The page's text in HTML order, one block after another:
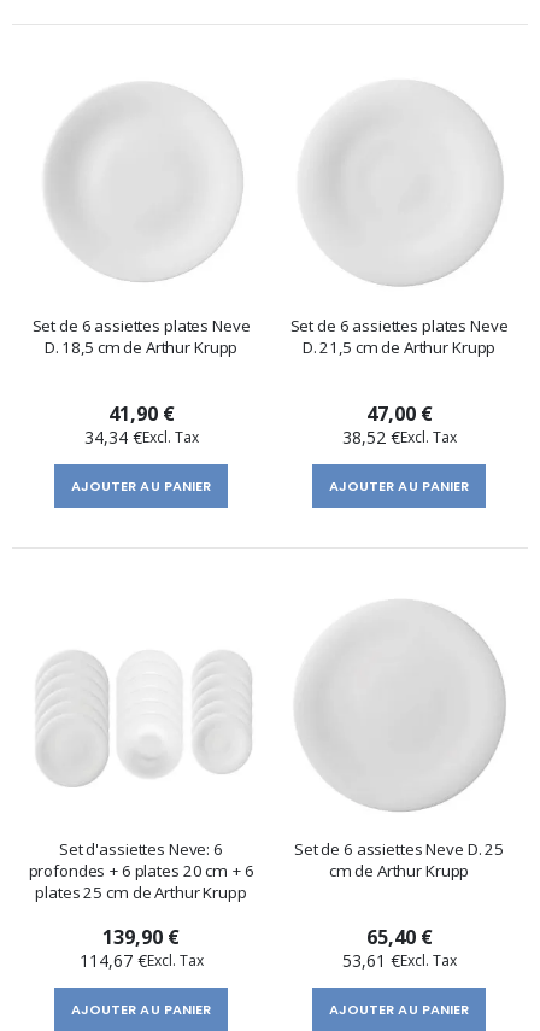
Set de 6 assiettes plates Neve
D. 18,5 cm de Arthur Krupp
41,90 €
34,34 €
AJOUTER AU PANIER
Set de 6 assiettes plates Neve
D. 21,5 cm de Arthur Krupp
47,00 €
38,52 €
AJOUTER AU PANIER
Set d'assiettes Neve: 6
profondes + 6 plates 20 cm + 6
plates 25 cm de Arthur Krupp
139,90 €
114,67 €
AJOUTER AU PANIER
Set de 6 assiettes Neve D. 25
cm de Arthur Krupp
65,40 €
53,61 €
AJOUTER AU PANIER